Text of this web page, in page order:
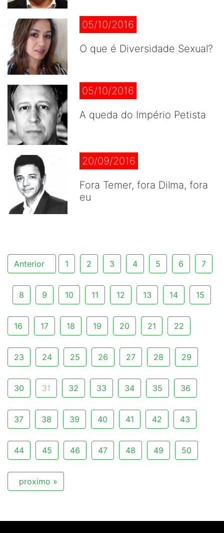
05/10/2016
O que é Diversidade Sexual?
05/10/2016
A queda do Império Petista
20/09/2016
Fora Temer, fora Dilma, fora
eu
Anterior 1 2 3 4 5 6 7
8 9 10 11 12 13 14 15
16 17 18 19 20 21 22
23 24 25 26 27 28 29
30 31 32 33 34 35 36
37 38 39 40 41 42 43
44 45 46 47 48 49 50
proximo »